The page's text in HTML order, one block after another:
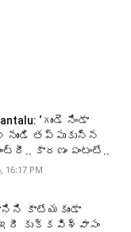
‘గుండె నిండా
నుండి తప్పుకున్న
కారణం ఏంటంటే..
16:17 PM
కాటేయకుండా
ఇదీ కుక్కవిశ్వాసం